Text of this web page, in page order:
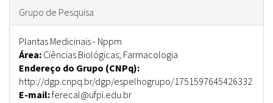
Ocultar
Grupo de Pesquisa
Plantas Medicinais - Nppm
Área: Ciências Biológicas; Farmacologia
Endereço do Grupo (CNPq):
http://dgp.cnpq.br/dgp/espelhogrupo/1751597645426332
E-mail:ferecal@ufpi.edu.br